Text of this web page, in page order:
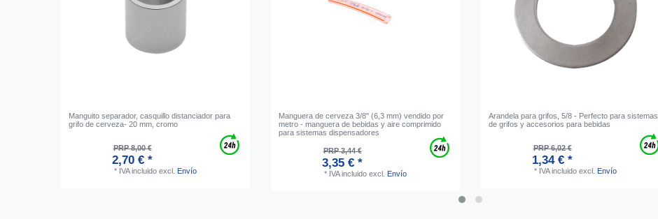
Manguito separador, casquillo distanciador para
grifo de cerveza- 20 mm, cromo
PRP 8,00 €
2,70 € *
* IVA incluido excl. Envío
Manguera de cerveza 3/8" (6,3 mm) vendido por
metro - manguera de bebidas y aire comprimido
para sistemas dispensadores
PRP 3,44 €
3,35 € *
* IVA incluido excl. Envío
Arandela para grifos, 5/8 - Perfecto para sistemas
de grifos y accesorios para bebidas
PRP 6,02 €
1,34 € *
* IVA incluido excl. Envío